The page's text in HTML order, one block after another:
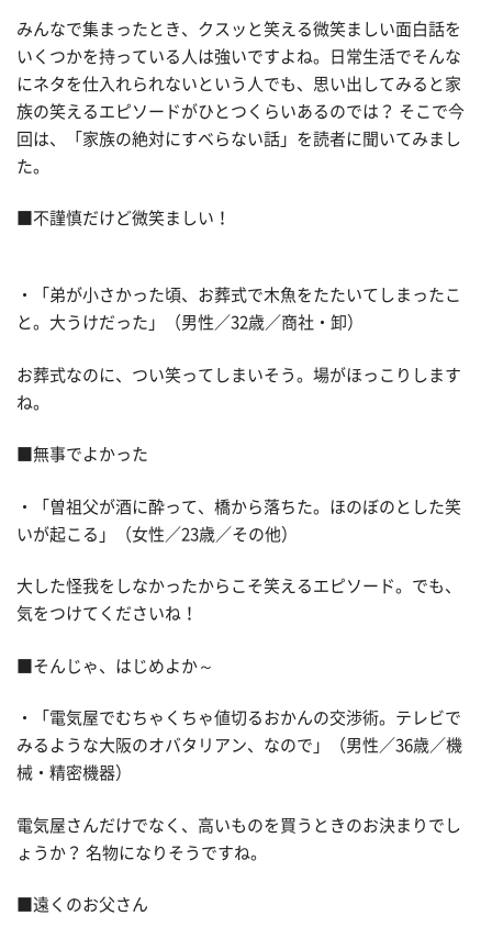
みんなで集まったとき、クスッと笑える微笑ましい面白話を
いくつかを持っている人は強いですよね。日常生活でそんな
にネタを仕入れられないという人でも、思い出してみると家
族の笑えるエピソードがひとつくらいあるのでは？ そこで今
回は、「家族の絶対にすべらない話」を読者に聞いてみまし
た。
■不謹慎だけど微笑ましい！
・「弟が小さかった頃、お葬式で木魚をたたいてしまったこ
と。大うけだった」（男性／32歳／商社・卸）
お葬式なのに、つい笑ってしまいそう。場がほっこりします
ね。
■無事でよかった
・「曽祖父が酒に酔って、橋から落ちた。ほのぼのとした笑
いが起こる」（女性／23歳／その他）
大した怪我をしなかったからこそ笑えるエピソード。でも、
気をつけてくださいね！
■そんじゃ、はじめよか～
・「電気屋でむちゃくちゃ値切るおかんの交渉術。テレビで
みるような大阪のオバタリアン、なので」（男性／36歳／機
械・精密機器）
電気屋さんだけでなく、高いものを買うときのお決まりでし
ょうか？ 名物になりそうですね。
■遠くのお父さん